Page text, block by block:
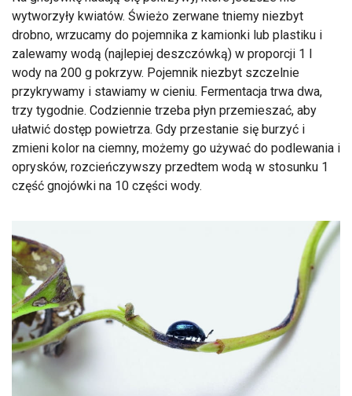
wytworzyły kwiatów. Świeżo zerwane tniemy niezbyt
drobno, wrzucamy do pojemnika z kamionki lub plastiku i
zalewamy wodą (najlepiej deszczówką) w proporcji 1 l
wody na 200 g pokrzyw. Pojemnik niezbyt szczelnie
przykrywamy i stawiamy w cieniu. Fermentacja trwa dwa,
trzy tygodnie. Codziennie trzeba płyn przemieszać, aby
ułatwić dostęp powietrza. Gdy przestanie się burzyć i
zmieni kolor na ciemny, możemy go używać do podlewania i
oprysków, rozcieńczywszy przedtem wodą w stosunku 1
część gnojówki na 10 części wody.